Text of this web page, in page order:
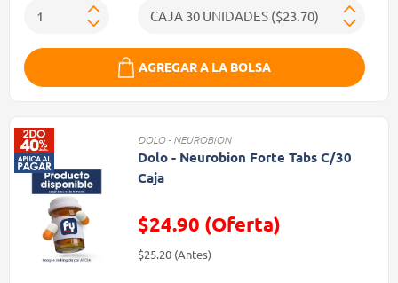
AGREGAR A LA BOLSA
DOLO - NEUROBION
Dolo - Neurobion Forte Tabs C/30
Caja
$24.90 (Oferta)
Precio reducido de
$25.20(Antes)(Oferta)